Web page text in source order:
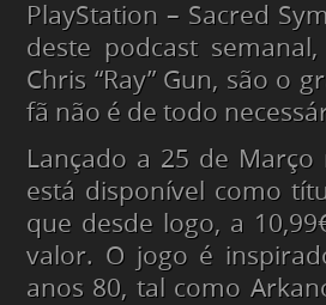
PlayStation – Sacred
deste podcast
Chris “Ray” Gun, são o
fã não é de todo
Lançado a 25 de
está disponível como
que desde logo, a
valor. O jogo é
anos 80, tal como